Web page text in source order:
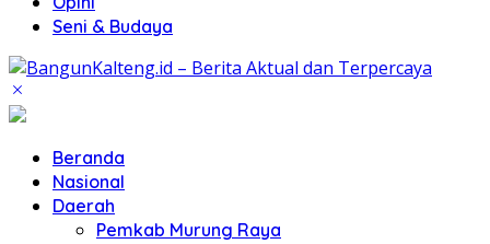
Seni & Budaya
Beranda
Nasional
Daerah
Pemkab Murung Raya